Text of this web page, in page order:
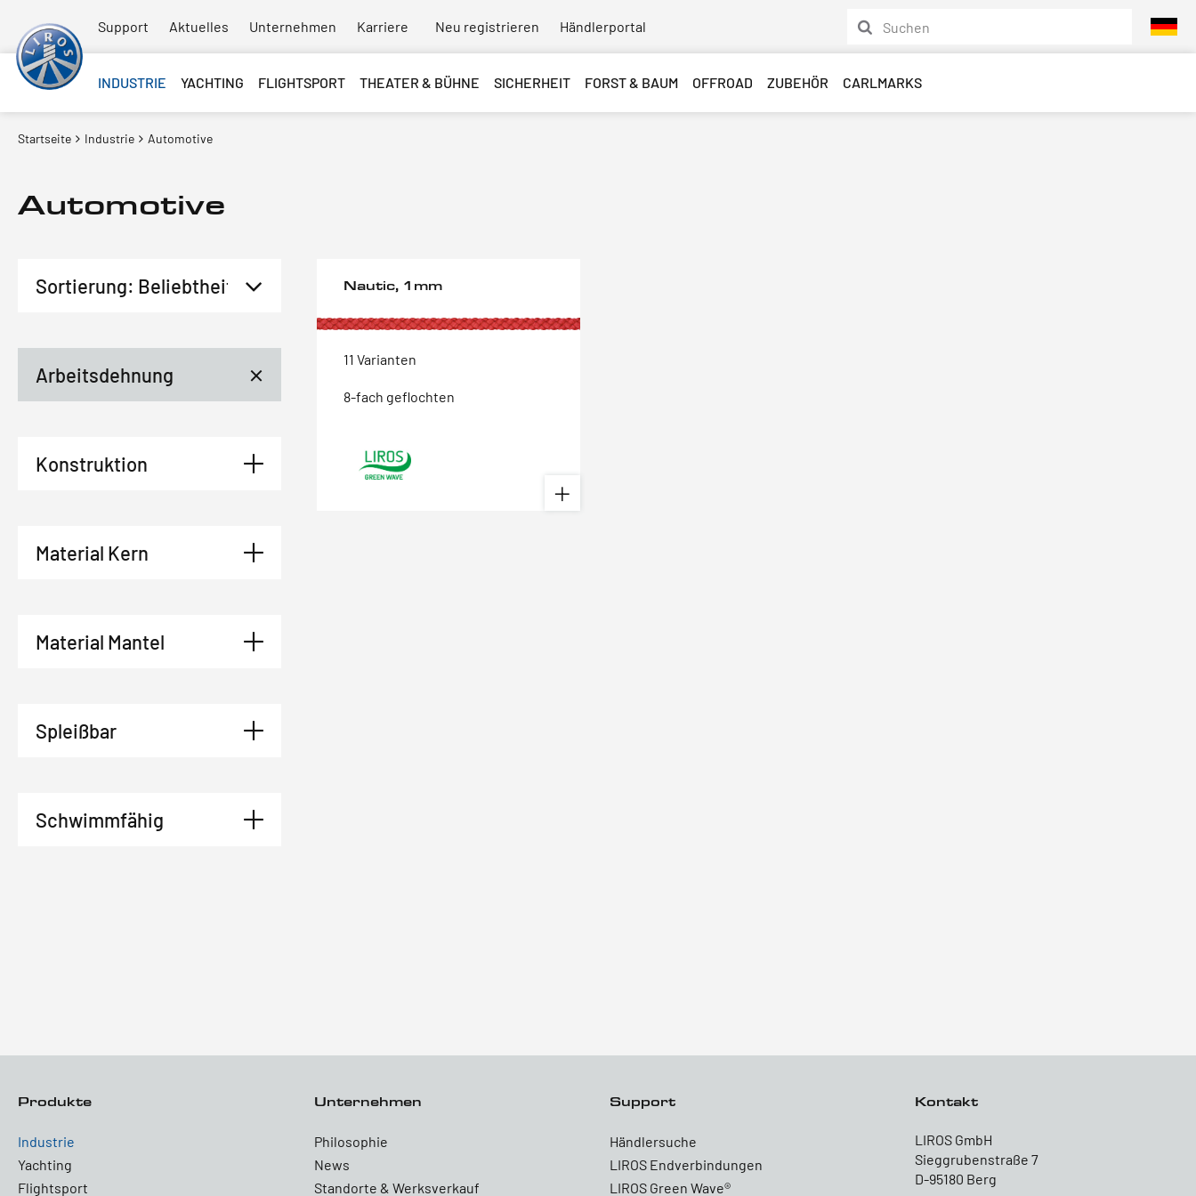
Support Aktuelles Unternehmen Karriere Neu registrieren Händlerportal
INDUSTRIE YACHTING FLIGHTSPORT THEATER & BÜHNE SICHERHEIT FORST & BAUM OFFROAD ZUBEHÖR CARLMARKS
Startseite Industrie Automotive
Automotive
Arbeitsdehnung
Konstruktion
Material Kern
Material Mantel
Spleißbar
Schwimmfähig
Nautic, 1mm
11 Varianten
8-fach geflochten
Produkte
Industrie
Yachting
Flightsport
Unternehmen
Philosophie
News
Standorte & Werksverkauf
Support
Händlersuche
LIROS Endverbindungen
LIROS Green Wave®
Kontakt
LIROS GmbH
Sieggrubenstraße 7
D-95180 Berg